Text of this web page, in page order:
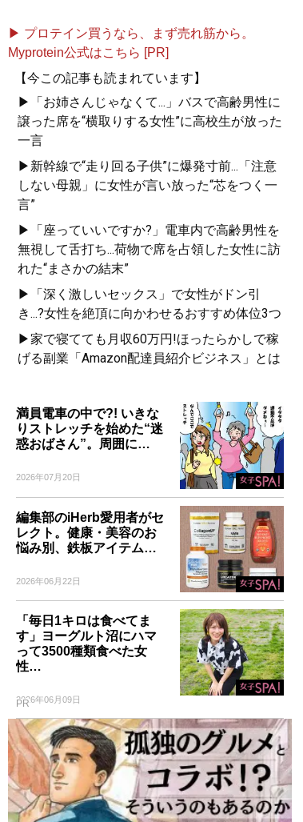
▶ プロテイン買うなら、まず売れ筋から。
Myprotein公式はこちら [PR]
【今この記事も読まれています】
▶「お姉さんじゃなくて...」バスで高齢男性に
譲った席を“横取りする女性”に高校生が放った
一言
▶新幹線で“走り回る子供”に爆発寸前...「注意
しない母親」に女性が言い放った“芯をつく一
言”
▶「座っていいですか?」電車内で高齢男性を
無視して舌打ち...荷物で席を占領した女性に訪
れた“まさかの結末”
▶「深く激しいセックス」で女性がドン引
き...?女性を絶頂に向かわせるおすすめ体位3つ
▶家で寝てても月収60万円!ほったらかしで稼
げる副業「Amazon配達員紹介ビジネス」とは
満員電車の中で?! いきな
りストレッチを始めた“迷
惑おばさん”。周囲に…
2026年07月20日
編集部のiHerb愛用者がセ
レクト。健康・美容のお
悩み別、鉄板アイテム…
2026年06月22日
「毎日1キロは食べてま
す」ヨーグルト沼にハマ
って3500種類食べた女
性…
2026年06月09日
PR